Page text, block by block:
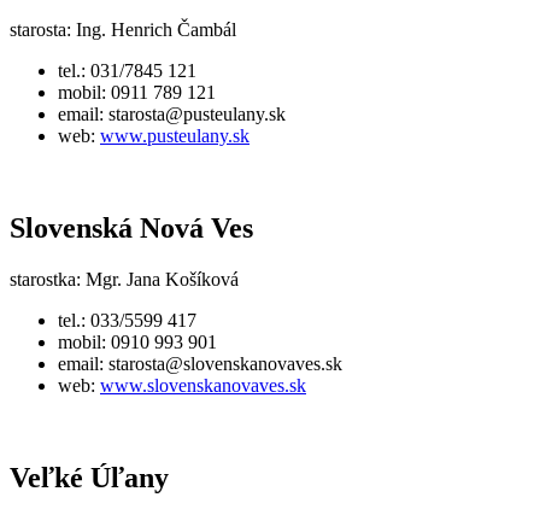
starosta: Ing. Henrich Čambál
tel.: 031/7845 121
mobil: 0911 789 121
email: starosta@pusteulany.sk
web: www.pusteulany.sk
Slovenská Nová Ves
starostka: Mgr. Jana Košíková
tel.: 033/5599 417
mobil: 0910 993 901
email: starosta@slovenskanovaves.sk
web: www.slovenskanovaves.sk
Veľké Úľany